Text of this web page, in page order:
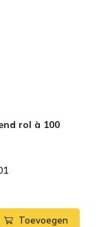
rol à 100
Toevoegen